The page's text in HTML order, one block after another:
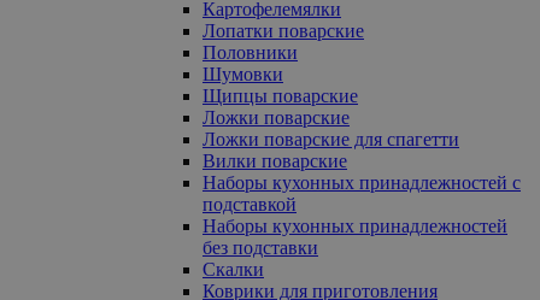
Картофелемялки
Лопатки поварские
Половники
Шумовки
Щипцы поварские
Ложки поварские
Ложки поварские для спагетти
Вилки поварские
Наборы кухонных принадлежностей с
подставкой
Наборы кухонных принадлежностей
без подставки
Скалки
Коврики для приготовления